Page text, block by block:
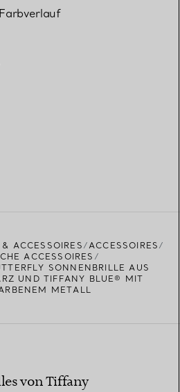
ACCESSOIRES
ACCESSOIRES
ACCESSOIRES
SONNENBRILLE AUS
UND TIFFANY BLUE® MIT
METALL
von Tiffany